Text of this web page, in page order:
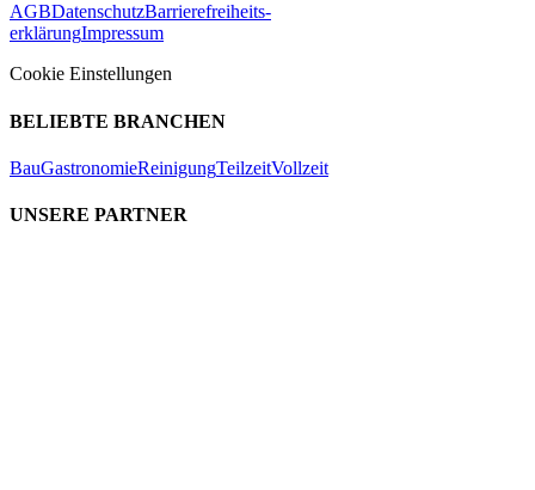
AGBDatenschutzBarrierefreiheits-
erklärungImpressum
Cookie Einstellungen
BELIEBTE BRANCHEN
BauGastronomieReinigungTeilzeitVollzeit
UNSERE PARTNER